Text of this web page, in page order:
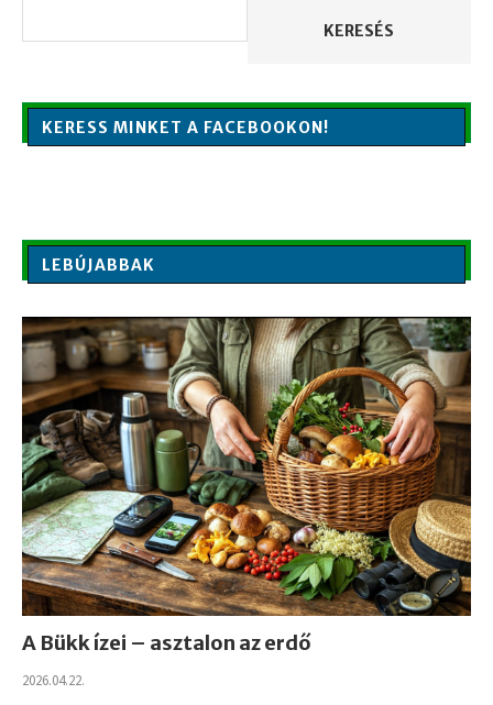
KERESÉS
KERESS MINKET A FACEBOOKON!
LEBÚJABBAK
A Bükk ízei – asztalon az erdő
2026.04.22.